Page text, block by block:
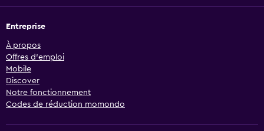
Entreprise
À propos
Offres d’emploi
Mobile
Discover
Notre fonctionnement
Codes de réduction momondo